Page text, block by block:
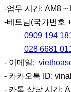
-업무 시간: AM8
-베트남(국가번호
0909 194
028 6681
- 이메일:
- 카카오톡 ID:
- 카톡 상담 시간: